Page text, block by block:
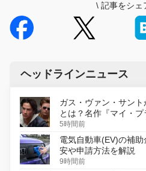
\ 記事をシェ
ヘッドラインニュース
ガス・ヴァン・サント
とは？名作『マイ・プ
初のデジタルリマスタ
5時間前
電気自動車(EV)の補
安や申請方法を解説
9時間前